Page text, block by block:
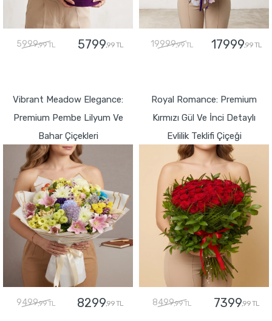
5999,99 TL 5799,99 TL 19999,99 TL 17999,99 TL
Vibrant Meadow Elegance:
Premium Pembe Lilyum Ve
Bahar Çiçekleri
9499,99 TL 8299,99 TL
Royal Romance: Premium
Kırmızı Gül Ve İnci Detaylı
Evlilik Teklifi Çiçeği
8499,99 TL 7399,99 TL